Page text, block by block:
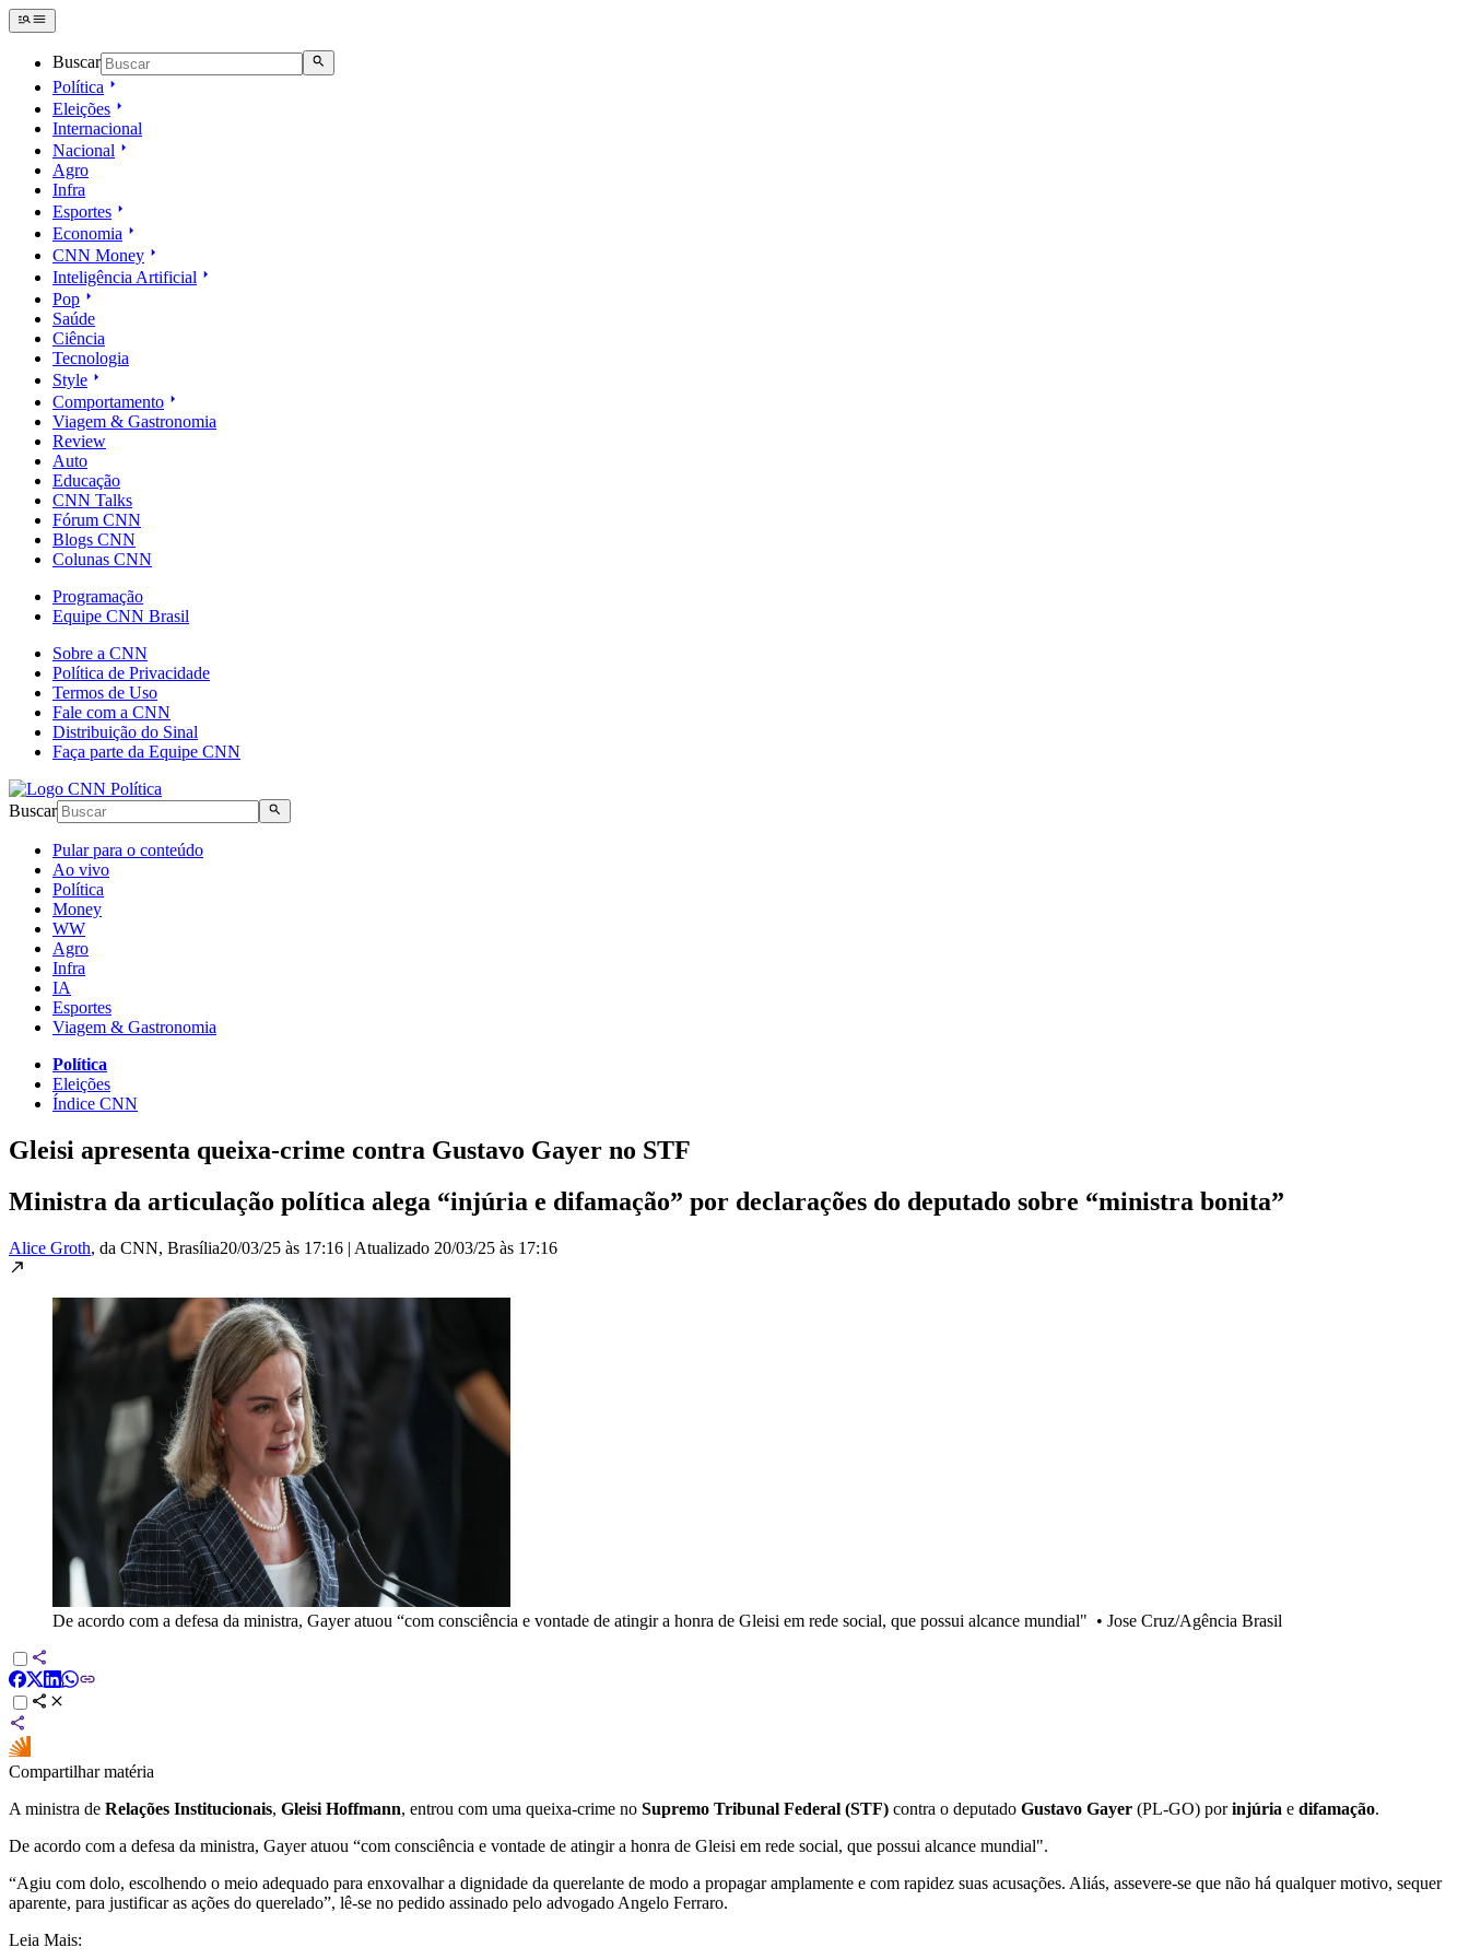
Buscar
Política
Eleições
Internacional
Nacional
Agro
Infra
Esportes
Economia
CNN Money
Inteligência Artificial
Pop
Saúde
Ciência
Tecnologia
Style
Comportamento
Viagem & Gastronomia
Review
Auto
Educação
CNN Talks
Fórum CNN
Blogs CNN
Colunas CNN
Programação
Equipe CNN Brasil
Sobre a CNN
Política de Privacidade
Termos de Uso
Fale com a CNN
Distribuição do Sinal
Faça parte da Equipe CNN
Buscar
Pular para o conteúdo
Ao vivo
Política
Money
WW
Agro
Infra
IA
Esportes
Viagem & Gastronomia
Política
Eleições
Índice CNN
Gleisi apresenta queixa-crime contra Gustavo Gayer no STF
Ministra da articulação política alega “injúria e difamação” por declarações do deputado sobre “ministra bonita”
Alice Groth, da CNN, Brasília20/03/25 às 17:16 | Atualizado 20/03/25 às 17:16
De acordo com a defesa da ministra, Gayer atuou “com consciência e vontade de atingir a honra de Gleisi em rede social, que possui alcance mundial" • Jose Cruz/Agência Brasil
Compartilhar matéria
A ministra de Relações Institucionais, Gleisi Hoffmann, entrou com uma queixa-crime no Supremo Tribunal Federal (STF) contra o deputado Gustavo Gayer (PL-GO) porinjúria e difamação.
De acordo com a defesa da ministra, Gayer atuou “com consciência e vontade de atingir a honra de Gleisi em rede social, que possui alcance mundial".
“Agiu com dolo, escolhendo o meio adequado para enxovalhar a dignidade da querelante de modo a propagar amplamente e com rapidez suas acusações. Aliás, assevere-se que não há qualquer motivo, sequer
aparente, para justificar as ações do querelado”, lê-se no pedido assinado pelo advogado Angelo Ferraro.
Leia Mais: